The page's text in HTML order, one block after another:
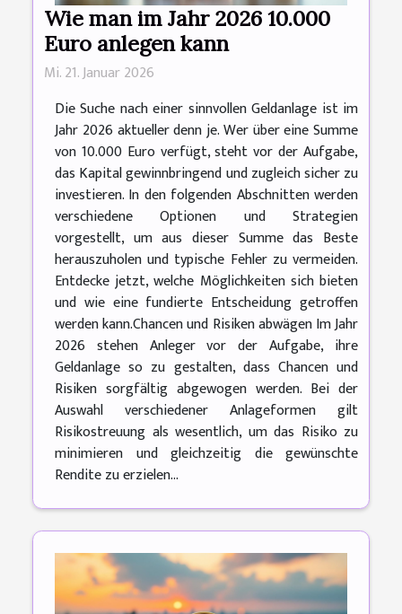
Wie man im Jahr 2026 10.000
Euro anlegen kann
Mi. 21. Januar 2026
Die Suche nach einer sinnvollen Geldanlage ist im
Jahr 2026 aktueller denn je. Wer über eine Summe
von 10.000 Euro verfügt, steht vor der Aufgabe,
das Kapital gewinnbringend und zugleich sicher zu
investieren. In den folgenden Abschnitten werden
verschiedene Optionen und Strategien
vorgestellt, um aus dieser Summe das Beste
herauszuholen und typische Fehler zu vermeiden.
Entdecke jetzt, welche Möglichkeiten sich bieten
und wie eine fundierte Entscheidung getroffen
werden kann.Chancen und Risiken abwägen Im Jahr
2026 stehen Anleger vor der Aufgabe, ihre
Geldanlage so zu gestalten, dass Chancen und
Risiken sorgfältig abgewogen werden. Bei der
Auswahl verschiedener Anlageformen gilt
Risikostreuung als wesentlich, um das Risiko zu
minimieren und gleichzeitig die gewünschte
Rendite zu erzielen...